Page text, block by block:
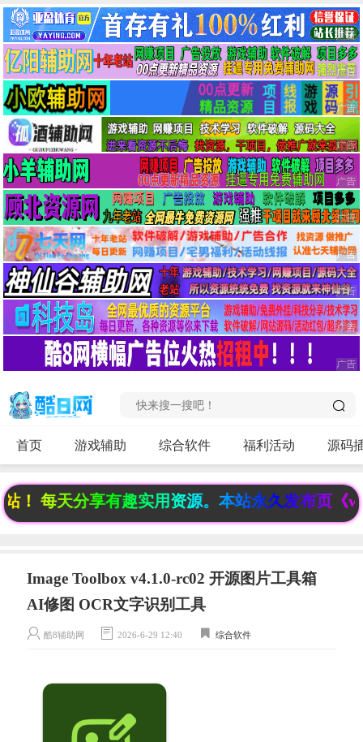
首页 游戏辅助 综合软件 福利活动 源码
每天分享有趣实用资源。本站永久发布页《
Image Toolbox v4.1.0-rc02 开源图片工具箱
AI修图 OCR文字识别工具
酷8辅助网 2026-6-29 12:40 综合软件